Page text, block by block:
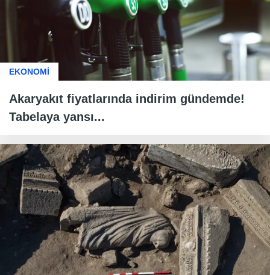
EKONOMİ
Akaryakıt fiyatlarında indirim gündemde!
Tabelaya yansı...